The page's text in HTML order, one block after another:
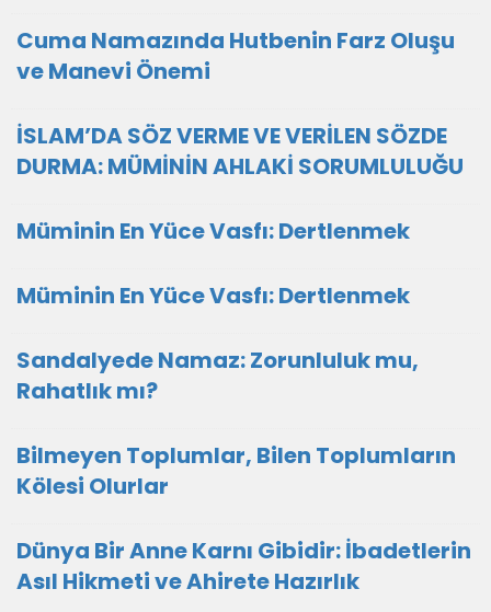
Cuma Namazında Hutbenin Farz Oluşu
ve Manevi Önemi
İSLAM’DA SÖZ VERME VE VERİLEN SÖZDE
DURMA: MÜMİNİN AHLAKİ SORUMLULUĞU
Müminin En Yüce Vasfı: Dertlenmek
Müminin En Yüce Vasfı: Dertlenmek
Sandalyede Namaz: Zorunluluk mu,
Rahatlık mı?
Bilmeyen Toplumlar, Bilen Toplumların
Kölesi Olurlar
Dünya Bir Anne Karnı Gibidir: İbadetlerin
Asıl Hikmeti ve Ahirete Hazırlık